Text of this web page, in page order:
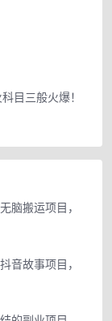
目三般火爆！
脑搬运项目，
音故事项目，